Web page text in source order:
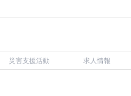
災害支援活動 求人情報